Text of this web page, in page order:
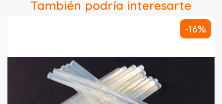
También podría interesarte
-16%